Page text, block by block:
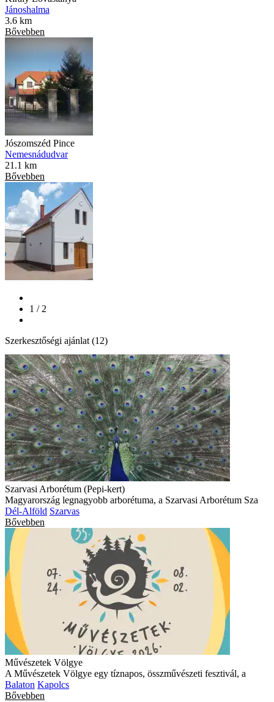
Jánoshalma
3.6 km
Bővebben
Jószomszéd Pince
Nemesnádudvar
21.1 km
Bővebben
1 / 2
Szerkesztőségi ajánlat (12)
Szarvasi Arborétum (Pepi-kert)
Magyarország legnagyobb arborétuma, a Szarvasi Arborétum Sza
Dél-Alföld Szarvas
Bővebben
Művészetek Völgye
A Művészetek Völgye egy tíznapos, összművészeti fesztivál, a
Balaton Kapolcs
Bővebben